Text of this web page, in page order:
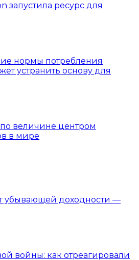
запустила ресурс для
нормы потребления
устранить основу для
величине центром
в мире
убывающей доходности —
войны: как отреагировали